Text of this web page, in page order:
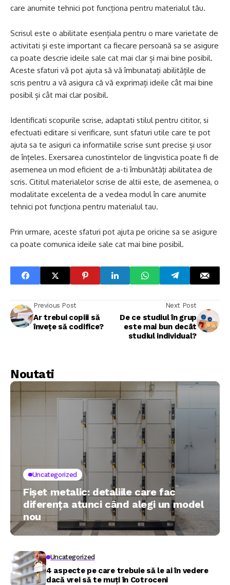
care anumite tehnici pot funcționa pentru materialul tău.
Scrisul este o abilitate esențiala pentru o mare varietate de
activitati și este important ca fiecare persoană sa se asigure
ca poate descrie ideile sale cat mai clar și mai bine posibil.
Aceste sfaturi vă pot ajuta să vă îmbunatați abilitățile de
scris pentru a vă asigura că vă exprimați ideile cât mai bine
posibil și cât mai clar posibil.
Identificati scopurile scrise, adaptati stilul pentru cititor, si
efectuati editare si verificare, sunt sfaturi utile care te pot
ajuta sa te asiguri ca informatiile scrise sunt precise și usor
de înțeles. Exersarea cunostintelor de lingvistica poate fi de
asemenea un mod eficient de a-ti îmbunătăți abilitatea de
scris. Cititul materialelor scrise de altii este, de asemenea, o
modalitate excelenta de a vedea modul în care anumite
tehnici pot funcționa pentru materialul tau.
Prin urmare, aceste sfaturi pot ajuta pe oricine sa se asigure
ca poate comunica ideile sale cat mai bine posibil.
Previous Post
Ar trebui copiii să
învețe să codifice?
Next Post
De ce studiul în grup
este mai bun decât
studiul individual?
Noutati
Uncategorized
Fișet metalic: detaliile care fac
diferența atunci când alegi un model
nou
Uncategorized
4 aspecte pe care trebuie să le ai în vedere
dacă vrei să te muți în Cotroceni